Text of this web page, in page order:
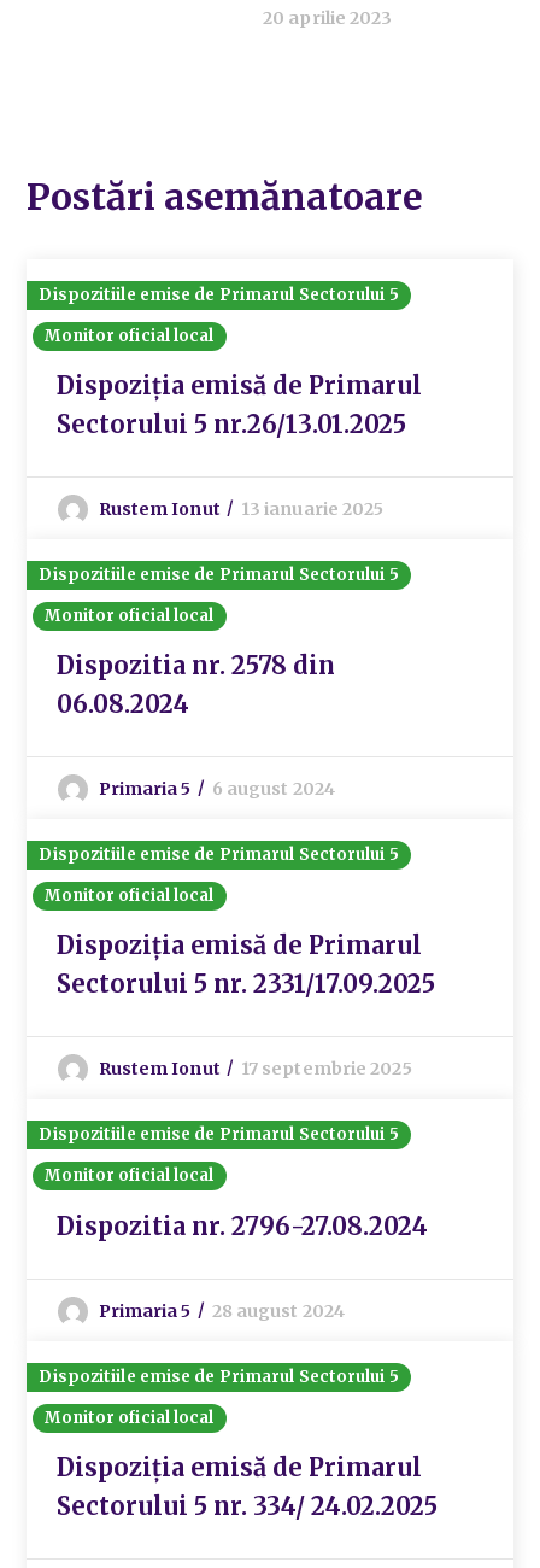
20 aprilie 2023
Postări asemănatoare
Dispozitiile emise de Primarul Sectorului 5
Monitor oficial local
Dispoziția emisă de Primarul
Sectorului 5 nr.26/13.01.2025
Rustem Ionut 13 ianuarie 2025
Dispozitiile emise de Primarul Sectorului 5
Monitor oficial local
Dispozitia nr. 2578 din
06.08.2024
Primaria 5 6 august 2024
Dispozitiile emise de Primarul Sectorului 5
Monitor oficial local
Dispoziția emisă de Primarul
Sectorului 5 nr. 2331/17.09.2025
Rustem Ionut 17 septembrie 2025
Dispozitiile emise de Primarul Sectorului 5
Monitor oficial local
Dispozitia nr. 2796-27.08.2024
Primaria 5 28 august 2024
Dispozitiile emise de Primarul Sectorului 5
Monitor oficial local
Dispoziția emisă de Primarul
Sectorului 5 nr. 334/ 24.02.2025